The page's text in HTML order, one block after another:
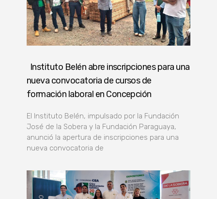
Instituto Belén abre inscripciones para una
nueva convocatoria de cursos de
formación laboral en Concepción
El Instituto Belén, impulsado por la Fundación
José de la Sobera y la Fundación Paraguaya,
anunció la apertura de inscripciones para una
nueva convocatoria de